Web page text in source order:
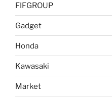
FIFGROUP
Gadget
Honda
Kawasaki
Market